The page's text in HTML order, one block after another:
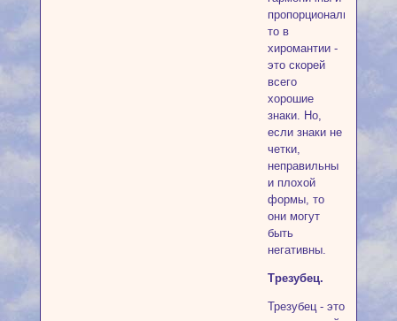
пропорциональны,
то в
хиромантии -
это скорей
всего
хорошие
знаки. Но,
если знаки не
четки,
неправильны
и плохой
формы, то
они могут
быть
негативны.
Трезубец.
Трезубец - это